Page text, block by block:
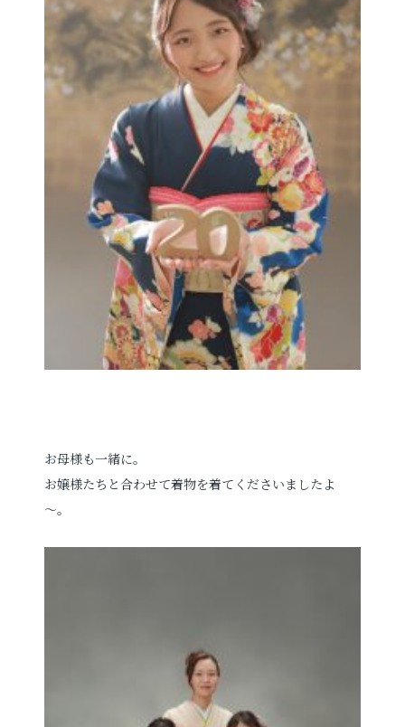
お母様も一緒に。
お嬢様たちと合わせて着物を着てくださいましたよ
～。